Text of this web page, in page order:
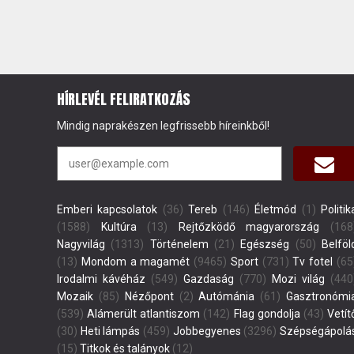
HÍRLEVÉL FELIRATKOZÁS
Mindig naprakészen legfrissebb híreinkből!
Emberi kapcsolatok (36) Tereb (146) Életmód (1)
(1588)
Kultúra (13) Rejtőzködő magyarország
Nagyvilág (1313) Történelem (21) Egészség (50)
(13) Mondom a magamét (9465) Sport(731) Tv fotel
Irodalmi kávéház (549) Gazdaság (770) Mozi világ
Mozaik (85) Nézőpont(2) Autómánia (61)
(539) Alámerült atlantiszom (142) Flag gondolja (43)
(30) Heti lámpás (459) Jobbegyenes (3296)
(15) Titkok és talányok (12)